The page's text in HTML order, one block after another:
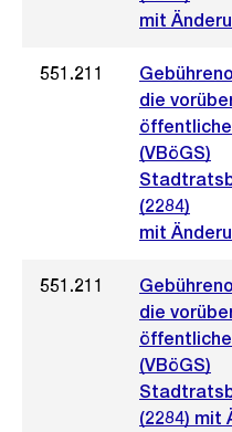
mit
551.211
die
(VBöGS)
(2284)
mit
551.211
die
(VBöGS)
(2284) mit